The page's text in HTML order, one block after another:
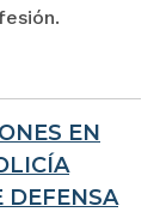
EN
DEFENSA